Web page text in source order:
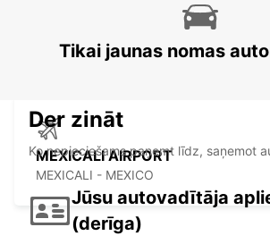
MEXICALI DOWNTOWN
MEXICALI - MEXICO
MEXICALI AIRPORT
MEXICALI - MEXICO
Tikai jaunas nomas
Der zināt
Ko nepieciešams paņemt līdz, saņemot
Jūsu autovadītāja
(derīga)